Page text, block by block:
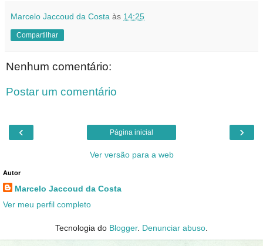
Marcelo Jaccoud da Costa às 14:25
Compartilhar
Nenhum comentário:
Postar um comentário
‹ ›
Página inicial
Ver versão para a web
Autor
Marcelo Jaccoud da Costa
Ver meu perfil completo
Tecnologia do Blogger. Denunciar abuso